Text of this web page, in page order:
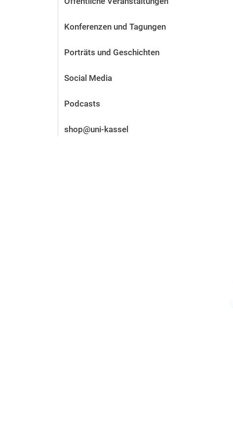
Stellenangebote
Alum­ni und Freunde
Kontakt und Standorte
Konferenzen und Tagungen
Porträts und Geschichten
Social Media
Podcasts
shop@uni-kassel